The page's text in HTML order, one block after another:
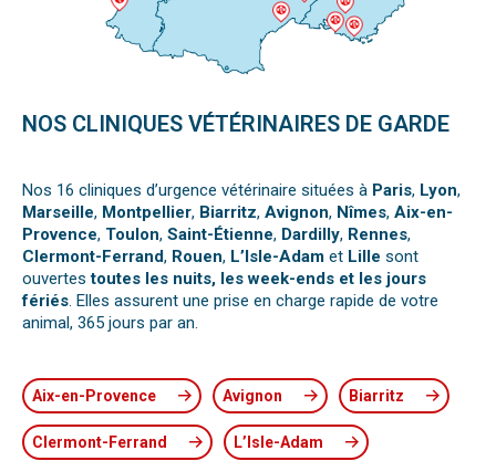
NOS CLINIQUES VÉTÉRINAIRES DE GARDE
Nos 16 cliniques d’urgence vétérinaire situées à Paris, Lyon,
Marseille, Montpellier, Biarritz, Avignon, Nîmes, Aix-en-
Provence, Toulon, Saint-Étienne, Dardilly, Rennes,
Clermont-Ferrand, Rouen, L’Isle-Adam et Lille sont
ouvertestoutes les nuits, les week-ends et les jours
fériés. Elles assurent une prise en charge rapide de votre
animal, 365 jours par an.
Aix-en-Provence Avignon Biarritz
Clermont-Ferrand L’Isle-Adam